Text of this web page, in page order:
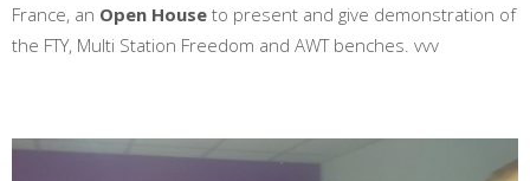
France, an Open House to present and give demonstration of
the FTY, Multi Station Freedom and AWT benches. vvv